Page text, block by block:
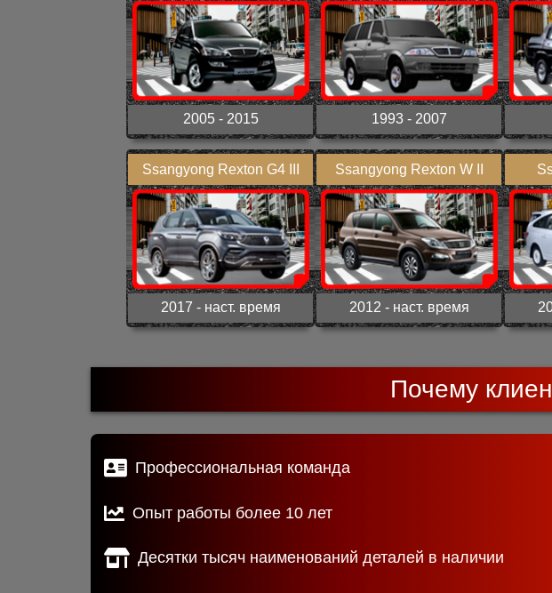
2005 - 2015 1993 - 2007
Ssangyong Rexton G4 III
2017 - наст. время
Ssangyong Rexton W II
2012 - наст. время
Почему
Профессиональная команда
Опыт работы более 10 лет
Десятки тысяч наименований деталей в наличии